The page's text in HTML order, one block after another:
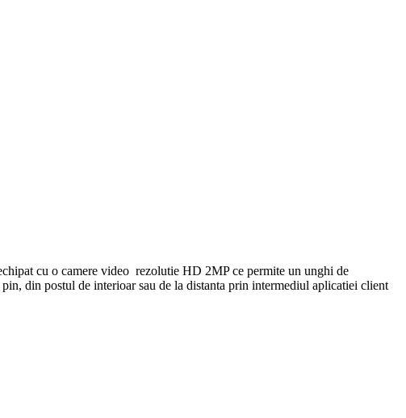
cu o camere video rezolutie HD 2MP ce permite un unghi de
din postul de interioar sau de la distanta prin intermediul aplicatiei client